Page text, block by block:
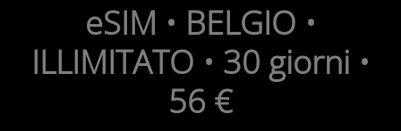
eSIM • BELGIO •
ILLIMITATO • 30 giorni •
56 €